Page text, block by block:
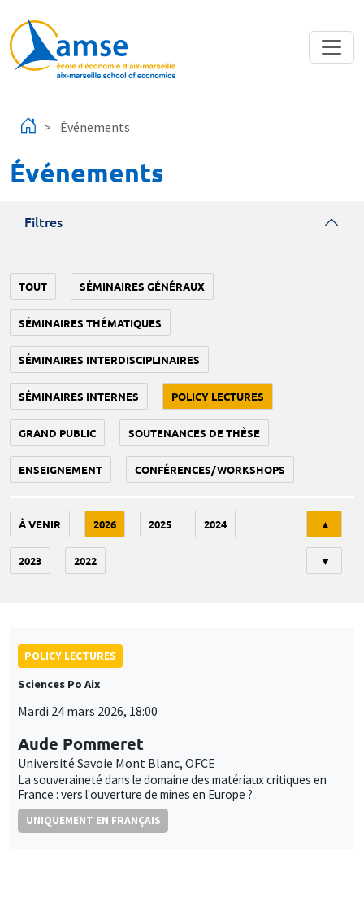
Événements
Événements
Filtres
TOUT SÉMINAIRES GÉNÉRAUX
SÉMINAIRES THÉMATIQUES
SÉMINAIRES INTERDISCIPLINAIRES
SÉMINAIRES INTERNES POLICY LECTURES
GRAND PUBLIC SOUTENANCES DE THÈSE
ENSEIGNEMENT CONFÉRENCES/WORKSHOPS
À VENIR 2026 2025 2024
2023 2022
▲
▼
POLICY LECTURES
Sciences Po Aix
Mardi 24 mars 2026, 18:00
Aude Pommeret
Université Savoie Mont Blanc, OFCE
La souveraineté dans le domaine des matériaux critiques en
France : vers l'ouverture de mines en Europe ?
UNIQUEMENT EN FRANÇAIS